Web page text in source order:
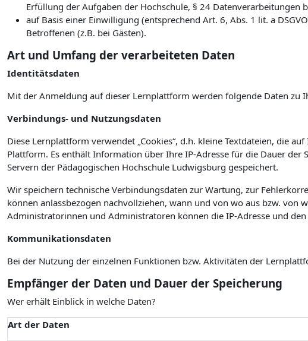
Erfüllung der Aufgaben der Hochschule, § 24
auf Basis einer Einwilligung (entsprechend Art. 6, Abs. 1 lit. a
Betroffenen (z.B. bei Gästen).
Art und Umfang der verarbeiteten Daten
Identitätsdaten
Mit der Anmeldung auf dieser Lernplattform werden folgende Daten zu
Verbindungs- und Nutzungsdaten
Diese Lernplattform verwendet „Cookies“, d.h. kleine Textdateien, die
Plattform. Es enthält Information über Ihre IP-Adresse für die Dauer
Servern der Pädagogischen Hochschule Ludwigsburg gespeichert.
Wir speichern technische Verbindungsdaten zur Wartung, zur
können anlassbezogen nachvollziehen, wann und von wo aus bzw.
Administratorinnen und Administratoren können die IP-Adresse und
Kommunikationsdaten
Bei der Nutzung der einzelnen Funktionen bzw. Aktivitäten der
Empfänger der Daten und Dauer der Speicherung
Wer erhält Einblick in welche Daten?
Art der Daten